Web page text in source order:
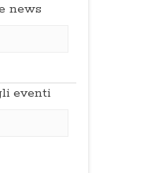
news
eventi